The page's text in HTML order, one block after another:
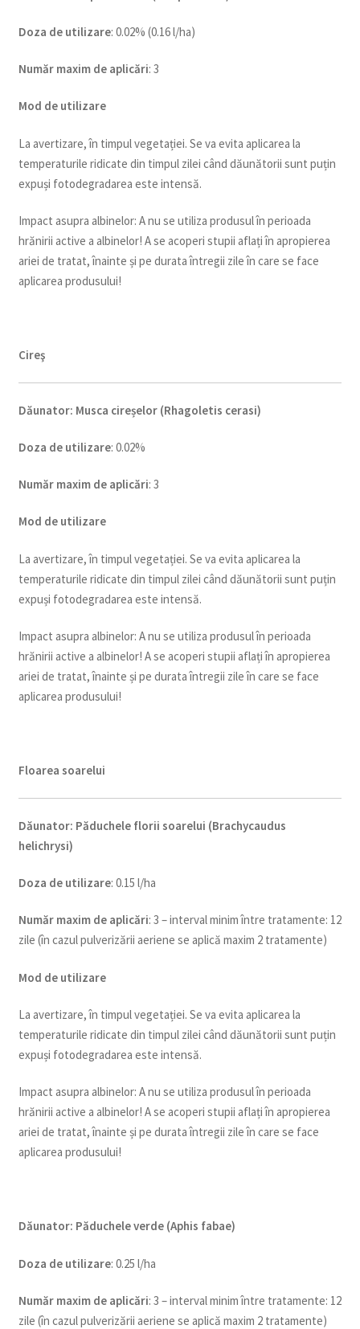
Doza de utilizare: 0.02% (0.16 l/ha)
Număr maxim de aplicări: 3
Mod de utilizare
La avertizare, în timpul vegetației. Se va evita aplicarea la
temperaturile ridicate din timpul zilei când dăunătorii sunt puțin
expuși fotodegradarea este intensă.
Impact asupra albinelor: A nu se utiliza produsul în perioada
hrănirii active a albinelor! A se acoperi stupii aflați în apropierea
ariei de tratat, înainte și pe durata întregii zile în care se face
aplicarea produsului!
Cireş
Dăunator: Musca cireșelor (Rhagoletis cerasi)
Doza de utilizare: 0.02%
Număr maxim de aplicări: 3
Mod de utilizare
La avertizare, în timpul vegetației. Se va evita aplicarea la
temperaturile ridicate din timpul zilei când dăunătorii sunt puțin
expuși fotodegradarea este intensă.
Impact asupra albinelor: A nu se utiliza produsul în perioada
hrănirii active a albinelor! A se acoperi stupii aflați în apropierea
ariei de tratat, înainte și pe durata întregii zile în care se face
aplicarea produsului!
Floarea soarelui
Dăunator: Păduchele florii soarelui (Brachycaudus
helichrysi)
Doza de utilizare: 0.15 l/ha
Număr maxim de aplicări: 3 – interval minim între tratamente: 12
zile (în cazul pulverizării aeriene se aplică maxim 2 tratamente)
Mod de utilizare
La avertizare, în timpul vegetației. Se va evita aplicarea la
temperaturile ridicate din timpul zilei când dăunătorii sunt puțin
expuși fotodegradarea este intensă.
Impact asupra albinelor: A nu se utiliza produsul în perioada
hrănirii active a albinelor! A se acoperi stupii aflați în apropierea
ariei de tratat, înainte și pe durata întregii zile în care se face
aplicarea produsului!
Dăunator: Păduchele verde (Aphis fabae)
Doza de utilizare: 0.25 l/ha
Număr maxim de aplicări: 3 – interval minim între tratamente: 12
zile (în cazul pulverizării aeriene se aplică maxim 2 tratamente)